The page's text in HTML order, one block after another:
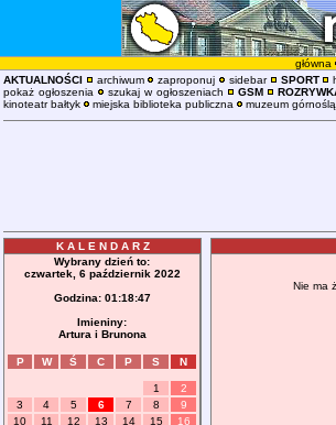
główna
AKTUALNOŚCI
archiwum zaproponuj sidebar SPORT
pokaż ogłoszenia
szukaj w ogłoszeniach GSM
kinoteatr bałtyk
miejska biblioteka publiczna muzeum
K A L E N D A R Z
Wybrany dzień to:
czwartek, 6 październik 2022
Godzina: 01:18:47
Imieniny:
Artura i Brunona
P W Ś C P S N
1
2
3
4 5 6 7 8
9
10
11 12 13 14 15
16
Nie ma